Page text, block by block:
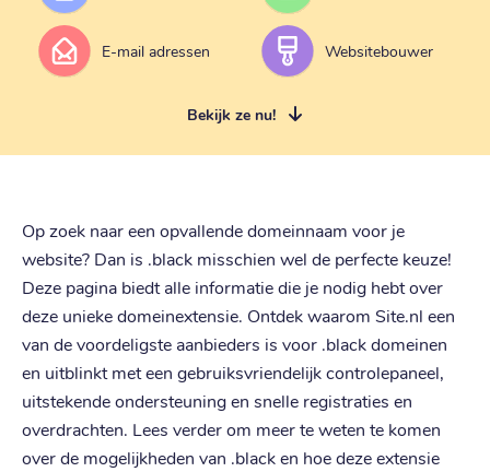
E-mail adressen Websitebouwer
Bekijk ze nu!
Op zoek naar een opvallende domeinnaam voor je
website? Dan is .black misschien wel de perfecte keuze!
Deze pagina biedt alle informatie die je nodig hebt over
deze unieke domeinextensie. Ontdek waarom Site.nl een
van de voordeligste aanbieders is voor .black domeinen
en uitblinkt met een gebruiksvriendelijk controlepaneel,
uitstekende ondersteuning en snelle registraties en
overdrachten. Lees verder om meer te weten te komen
over de mogelijkheden van .black en hoe deze extensie